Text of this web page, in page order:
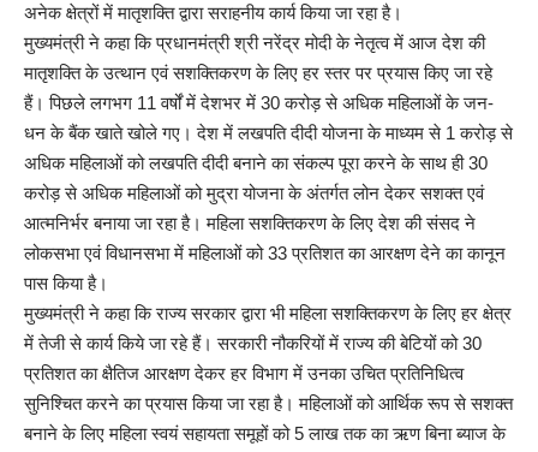
अनेक क्षेत्रों में मातृशक्ति द्वारा सराहनीय कार्य किया जा रहा है।
मुख्यमंत्री ने कहा कि प्रधानमंत्री श्री नरेंद्र मोदी के नेतृत्व में आज देश की
मातृशक्ति के उत्थान एवं सशक्तिकरण के लिए हर स्तर पर प्रयास किए जा रहे
हैं। पिछले लगभग 11 वर्षों में देशभर में 30 करोड़ से अधिक महिलाओं के जन-
धन के बैंक खाते खोले गए। देश में लखपति दीदी योजना के माध्यम से 1 करोड़ से
अधिक महिलाओं को लखपति दीदी बनाने का संकल्प पूरा करने के साथ ही 30
करोड़ से अधिक महिलाओं को मुद्रा योजना के अंतर्गत लोन देकर सशक्त एवं
आत्मनिर्भर बनाया जा रहा है। महिला सशक्तिकरण के लिए देश की संसद ने
लोकसभा एवं विधानसभा में महिलाओं को 33 प्रतिशत का आरक्षण देने का कानून
पास किया है।
मुख्यमंत्री ने कहा कि राज्य सरकार द्वारा भी महिला सशक्तिकरण के लिए हर क्षेत्र
में तेजी से कार्य किये जा रहे हैं। सरकारी नौकरियों में राज्य की बेटियों को 30
प्रतिशत का क्षैतिज आरक्षण देकर हर विभाग में उनका उचित प्रतिनिधित्व
सुनिश्चित करने का प्रयास किया जा रहा है। महिलाओं को आर्थिक रूप से सशक्त
बनाने के लिए महिला स्वयं सहायता समूहों को 5 लाख तक का ऋण बिना ब्याज के